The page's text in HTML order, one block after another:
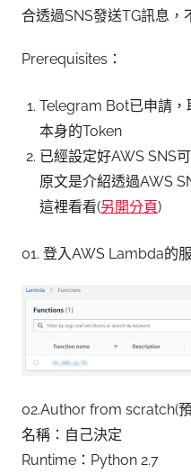
合透過SNS發送TG訊息，
Prerequisites：
Telegram Bot已申請
本身的Token
已經設定好AWS SNS
原文是介紹透過AWS
這裡看看(另開分頁)
01. 登入AWS Lambda的
02.Author from scratch(
名稱：自己決定
Runtime：Python 2.7